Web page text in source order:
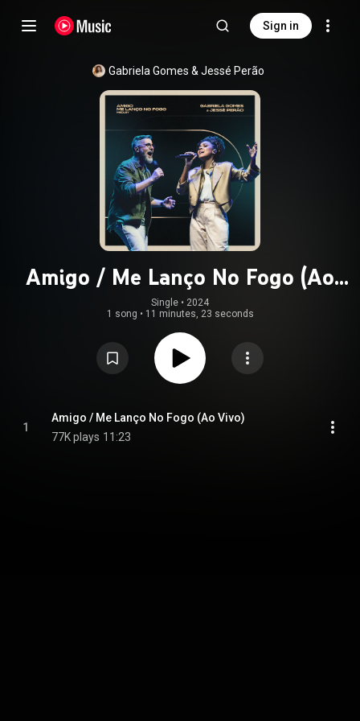
Sign in
Gabriela Gomes & Jessé Perão
Amigo / Me Lanço No Fogo (Ao
Vivo)
Single • 2024
1 song • 11 minutes, 23 seconds
1
Amigo / Me Lanço No Fogo (Ao Vivo)
77K plays 11:23